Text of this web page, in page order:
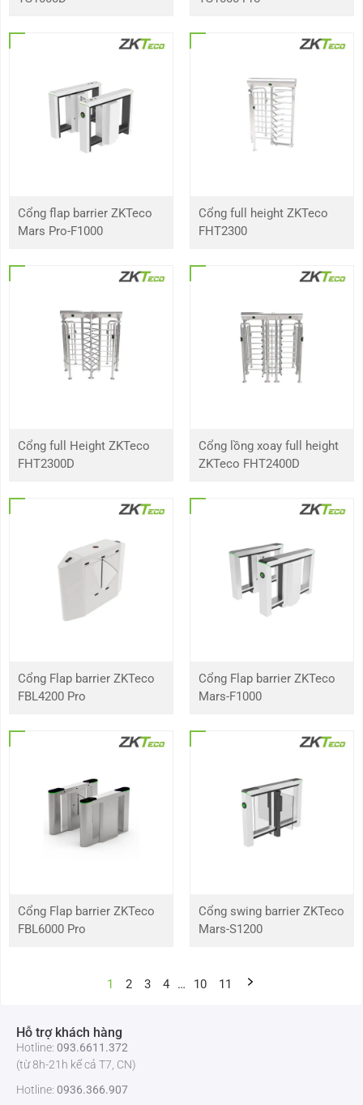
Cổng flap barrier ZKTeco
Mars Pro-F1000
Cổng full height ZKTeco
FHT2300
Cổng full Height ZKTeco
FHT2300D
Cổng lồng xoay full height
ZKTeco FHT2400D
Cổng Flap barrier ZKTeco
FBL4200 Pro
Cổng Flap barrier ZKTeco
Mars-F1000
Cổng Flap barrier ZKTeco
FBL6000 Pro
Cổng swing barrier ZKTeco
Mars-S1200
1 2 3 4 … 10 11
Hỗ trợ khách hàng
Hotline: 093.6611.372
(từ 8h-21h kể cả T7, CN)
Hotline: 0936.366.907